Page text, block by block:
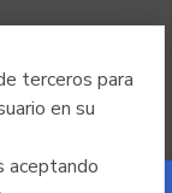
terceros para
en su
aceptando